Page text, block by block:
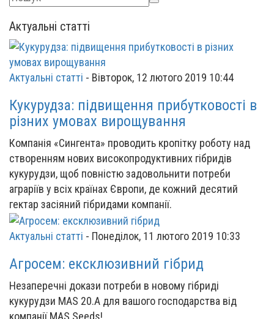
Актуальні статті
Актуальні статті - Вівторок, 12 лютого 2019 10:44
Кукурудза: підвищення прибутковості в
різних умовах вирощування
Компанія «Сингента» проводить кропітку роботу над
створенням нових високопродуктивних гібридів
кукурудзи, щоб повністю задовольнити потреби
аграріїв у всіх країнах Європи, де кожний десятий
гектар засіяний гібридами компанії.
Актуальні статті - Понеділок, 11 лютого 2019 10:33
Агросем: ексклюзивний гібрид
Незаперечні докази потреби в новому гібриді
кукурудзи MAS 20.A для вашого господарства від
компанії MAS Seeds!